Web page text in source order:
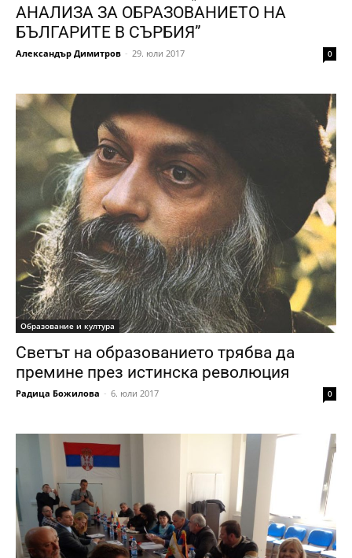
АНАЛИЗА ЗА ОБРАЗОВАНИЕТО НА
БЪЛГАРИТЕ В СЪРБИЯ”
Александър Димитров - 29. юли 2017 0
Образование и култура
Светът на образованието трябва да
премине през истинска революция
Радица Божилова - 6. юли 2017 0